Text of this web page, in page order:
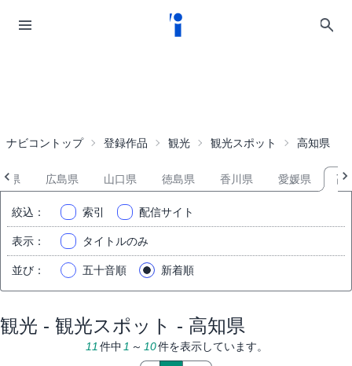
ナビコントップ 登録作品 観光 観光スポット 高知県
県 広島県 山口県 徳島県 香川県 愛媛県 高
絞込 ： 索引 配信サイト
表示 ： タイトルのみ
並び ： 五十音順 新着順
観光 - 観光スポット - 高知県
11 件中 1 ～ 10件を表示しています。